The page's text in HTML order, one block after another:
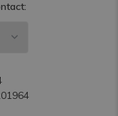
Account aanmaken